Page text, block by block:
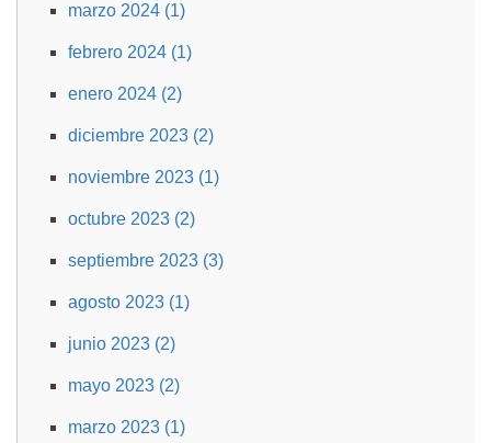
marzo 2024 (1)
febrero 2024 (1)
enero 2024 (2)
diciembre 2023 (2)
noviembre 2023 (1)
octubre 2023 (2)
septiembre 2023 (3)
agosto 2023 (1)
junio 2023 (2)
mayo 2023 (2)
marzo 2023 (1)